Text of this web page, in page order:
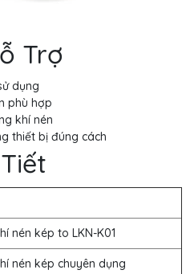
Trợ
dụng
phù hợp
khí nén
thiết bị đúng cách
nén kép to LKN-K01
nén kép chuyên dụng